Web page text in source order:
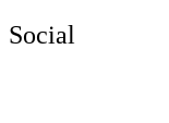
Social